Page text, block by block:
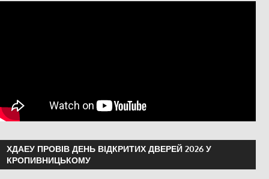
ХДАЕУ ПРОВІВ ДЕНЬ ВІДКРИТИХ ДВЕРЕЙ 2026 У
КРОПИВНИЦЬКОМУ